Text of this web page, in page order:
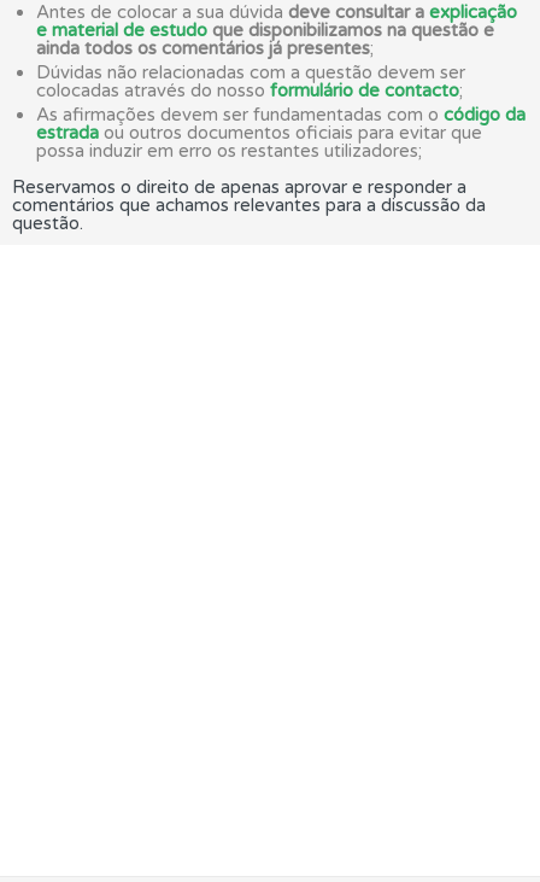
Antes de colocar a sua dúvida deve consultar a explicação
e material de estudo que disponibilizamos na questão e
ainda todos os comentários já presentes;
Dúvidas não relacionadas com a questão devem ser
colocadas através do nosso formulário de contacto;
As afirmações devem ser fundamentadas com o código da
estrada ou outros documentos oficiais para evitar que
possa induzir em erro os restantes utilizadores;
Reservamos o direito de apenas aprovar e responder a
comentários que achamos relevantes para a discussão da
questão.